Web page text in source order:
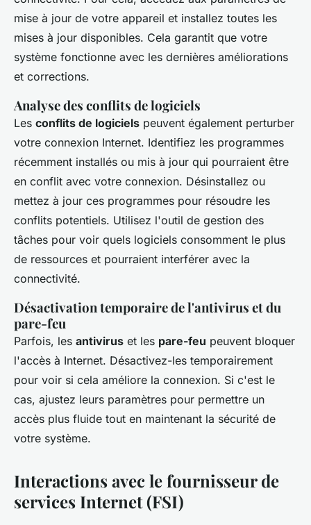
mise à jour de votre appareil et installez toutes les
mises à jour disponibles. Cela garantit que votre
système fonctionne avec les dernières améliorations
et corrections.
Analyse des conflits de logiciels
Les conflits de logiciels peuvent également perturber
votre connexion Internet. Identifiez les programmes
récemment installés ou mis à jour qui pourraient être
en conflit avec votre connexion. Désinstallez ou
mettez à jour ces programmes pour résoudre les
conflits potentiels. Utilisez l'outil de gestion des
tâches pour voir quels logiciels consomment le plus
de ressources et pourraient interférer avec la
connectivité.
Désactivation temporaire de l'antivirus et du
pare-feu
Parfois, les antivirus et les pare-feu peuvent bloquer
l'accès à Internet. Désactivez-les temporairement
pour voir si cela améliore la connexion. Si c'est le
cas, ajustez leurs paramètres pour permettre un
accès plus fluide tout en maintenant la sécurité de
votre système.
Interactions avec le fournisseur de
services Internet (FSI)